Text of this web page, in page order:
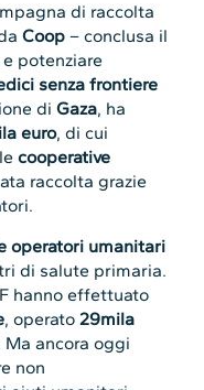
di raccolta
Coop – conclusa il
potenziare
senza frontiere
diGaza, ha
euro, di cui
cooperative
raccolta grazie
operatori umanitari
di salute primaria.
hanno effettuato
, operato29mila
Ma ancora oggi
non